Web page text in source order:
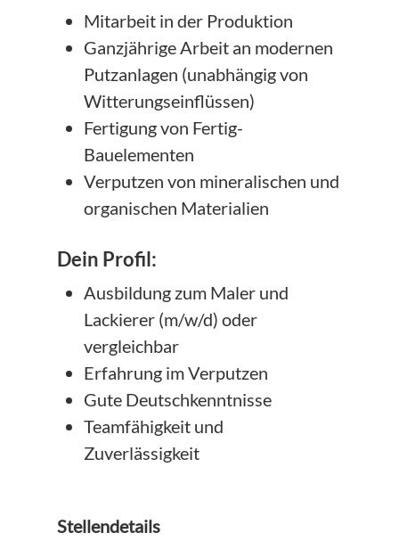
Mitarbeit in der Produktion
Ganzjährige Arbeit an modernen
Putzanlagen (unabhängig von
Witterungseinflüssen)
Fertigung von Fertig-
Bauelementen
Verputzen von mineralischen und
organischen Materialien
Dein Profil:
Ausbildung zum Maler und
Lackierer (m/w/d) oder
vergleichbar
Erfahrung im Verputzen
Gute Deutschkenntnisse
Teamfähigkeit und
Zuverlässigkeit
Stellendetails